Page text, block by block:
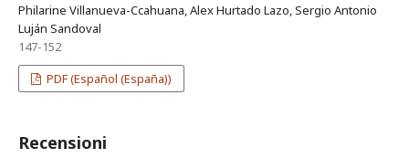
Philarine Villanueva-Ccahuana, Alex Hurtado Lazo, Sergio Antonio
Luján Sandoval
147-152
PDF (Español (España))
Recensioni